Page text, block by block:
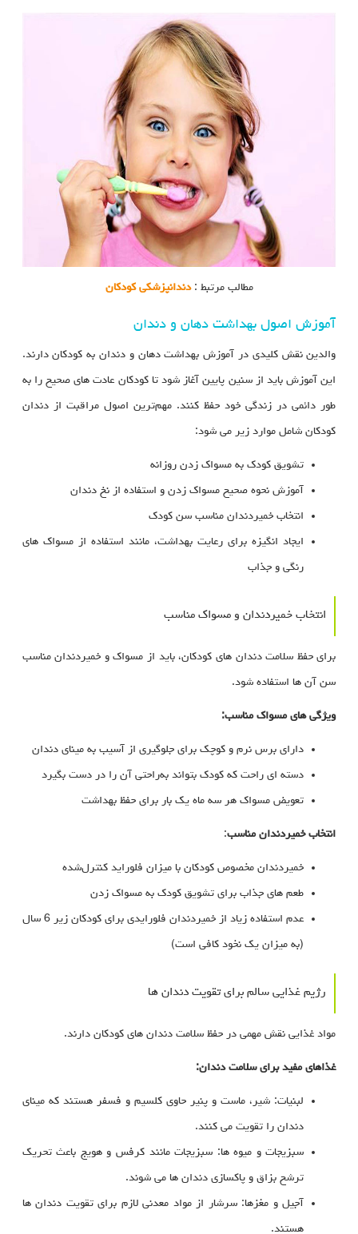
مطالب مرتبط :دندانپزشکی کودکان
آموزش اصول بهداشت دهان و دندان
والدین نقش کلیدی در آموزش بهداشت دهان و دندان به کودکان دارند.
این آموزش باید از سنین پایین آغاز شود تا کودکان عادت‌ های صحیح را به‌
طور دائمی در زندگی خود حفظ کنند. مهم‌ترین اصول مراقبت از دندان
کودکان شامل موارد زیر می شود:
تشویق کودک به مسواک زدن روزانه
آموزش نحوه صحیح مسواک زدن و استفاده از نخ دندان
انتخاب خمیردندان مناسب سن کودک
ایجاد انگیزه برای رعایت بهداشت، مانند استفاده از مسواک‌ های
رنگی و جذاب
انتخاب خمیردندان و مسواک مناسب
برای حفظ سلامت دندان‌ های کودکان، باید از مسواک و خمیردندان مناسب
سن آن‌ ها استفاده شود.
ویژگی‌ های مسواک مناسب:
دارای برس نرم و کوچک برای جلوگیری از آسیب به مینای دندان
دسته‌ ای راحت که کودک بتواند به‌راحتی آن را در دست بگیرد
تعویض مسواک هر سه ماه یک‌ بار برای حفظ بهداشت
انتخاب خمیردندان مناسب:
خمیردندان مخصوص کودکان با میزان فلوراید کنترل‌شده
طعم‌ های جذاب برای تشویق کودک به مسواک زدن
عدم استفاده زیاد از خمیردندان فلورایدی برای کودکان زیر 6 سال
(به میزان یک نخود کافی است)
رژیم غذایی سالم برای تقویت دندان‌ ها
مواد غذایی نقش مهمی در حفظ سلامت دندان‌ های کودکان دارند.
غذاهای مفید برای سلامت دندان:
لبنیات: شیر، ماست و پنیر حاوی کلسیم و فسفر هستند که مینای
دندان را تقویت می‌ کنند.
سبزیجات و میوه‌ ها: سبزیجات مانند کرفس و هویج باعث تحریک
ترشح بزاق و پاکسازی دندان‌ ها می‌ شوند.
آجیل و مغزها: سرشار از مواد معدنی لازم برای تقویت دندان‌ ها
هستند.